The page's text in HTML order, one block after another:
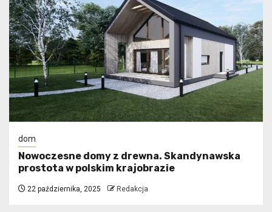
dom
Nowoczesne domy z drewna. Skandynawska
prostota w polskim krajobrazie
22 października, 2025 Redakcja